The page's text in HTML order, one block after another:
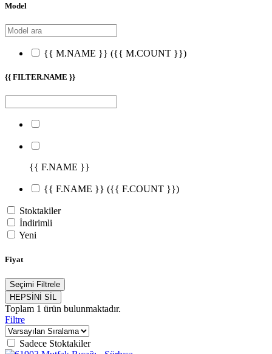
Model
{{ M.NAME }} ({{ M.COUNT }})
{{ FILTER.NAME }}
{{ F.NAME }}
{{ F.NAME }} ({{ F.COUNT }})
Stoktakiler
İndirimli
Yeni
Fiyat
Seçimi Filtrele
HEPSİNİ SİL
Toplam 1 ürün bulunmaktadır.
Filtre
Sadece Stoktakiler